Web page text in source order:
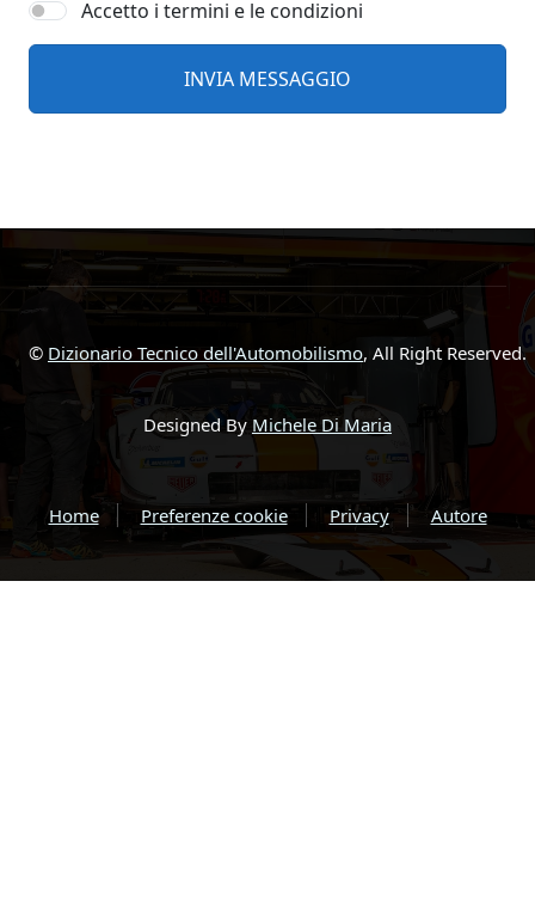
Accetto i termini e le condizioni
© Dizionario Tecnico dell'Automobilismo, All Right Reserved.
Designed By Michele Di Maria
Home Preferenze cookie Privacy Autore